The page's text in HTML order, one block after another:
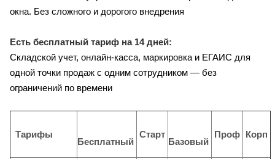
окна. Без сложного и дорогого внедрения
Есть бесплатный тариф на 14 дней:
Складской учет, онлайн-касса, маркировка и ЕГАИС для
одной точки продаж с одним сотрудником — без
ограничений по времени
Тарифы
Бесплатный
Старт
Базовый
Проф Корп